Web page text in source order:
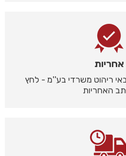
אחריות
גבאי ריהוט משרדי בע''מ - לחץ
האחריות